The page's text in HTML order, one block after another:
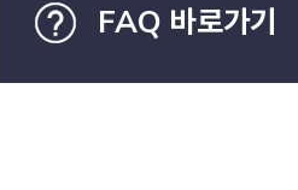
FAQ 바로가기